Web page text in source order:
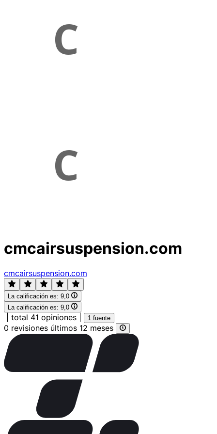
cmcairsuspension.com
cmcairsuspension.com
La calificación es: 9,0
La calificación es: 9,0
total 41 opiniones 1 fuente
0 revisiones últimos 12 meses